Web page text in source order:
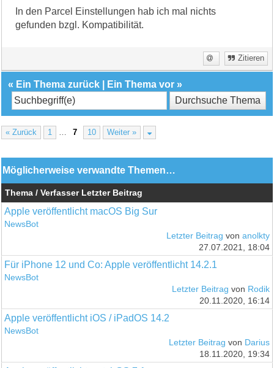
In den Parcel Einstellungen hab ich mal nichts
gefunden bzgl. Kompatibilität.
Zitieren
« Ein Thema zurück Ein Thema vor »
« Zurück 1 … 7 10 Weiter »
Möglicherweise verwandte Themen…
Thema / Verfasser Letzter Beitrag
Apple veröffentlicht macOS Big Sur
NewsBot
Letzter Beitrag von anolkty
27.07.2021, 18:04
Für iPhone 12 und Co: Apple veröffentlicht 14.2.1
NewsBot
Letzter Beitrag von Rodik
20.11.2020, 16:14
Apple veröffentlicht iOS / iPadOS 14.2
NewsBot
Letzter Beitrag von Darius
18.11.2020, 19:34